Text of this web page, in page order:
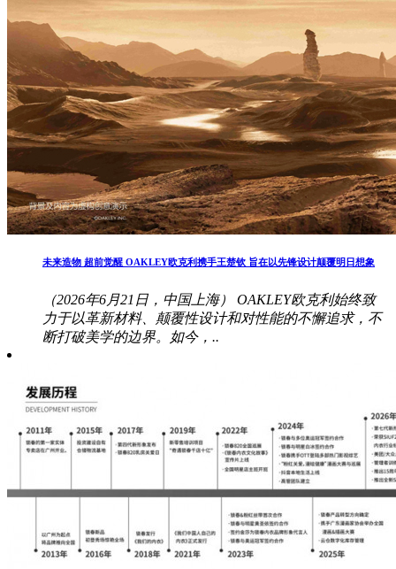
未来造物 超前觉醒 OAKLEY欧克利携手王楚钦 旨在以先锋设计颠覆明日想象
（2026年6月21日，中国上海） OAKLEY欧克利始终致
力于以革新材料、颠覆性设计和对性能的不懈追求，不
断打破美学的边界。如今，..